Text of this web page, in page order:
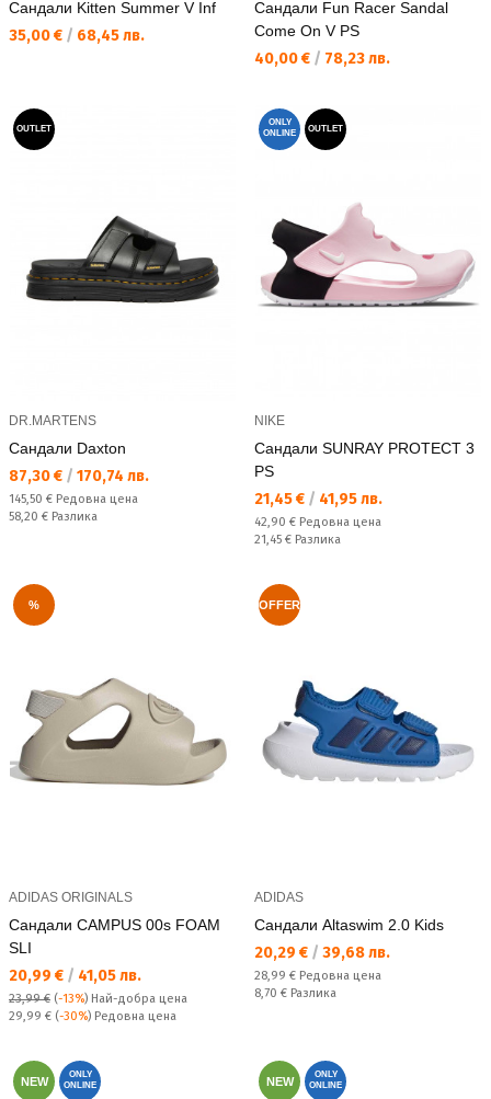
Сандали Kitten Summer V Inf
Текуща цена:
35,00 € / 68,45 лв.
Сандали Fun Racer Sandal
Come On V PS
Текуща цена:
40,00 € / 78,23 лв.
OUTLET
DR.MARTENS
Сандали Daxton
Текуща цена:
87,30 € / 170,74 лв.
Редовна цена:
145,50 € Редовна цена
Спестявате:
58,20 € Разлика
ONLY
ONLINE
OUTLET
NIKE
Сандали SUNRAY PROTECT 3
PS
Текуща цена:
21,45 € / 41,95 лв.
Редовна цена:
42,90 € Редовна цена
Спестявате:
21,45 € Разлика
%
ADIDAS ORIGINALS
Сандали CAMPUS 00s FOAM
SLI
Текуща цена:
20,99 € / 41,05 лв.
23,99 € (-13%) Най-добра цена
Редовна цена:
29,99 € (-30%) Редовна цена
OFFER
ADIDAS
Сандали Altaswim 2.0 Kids
Текуща цена:
20,29 € / 39,68 лв.
Редовна цена:
28,99 € Редовна цена
Спестявате:
8,70 € Разлика
NEW
ONLY
ONLINE
NEW
ONLY
ONLINE